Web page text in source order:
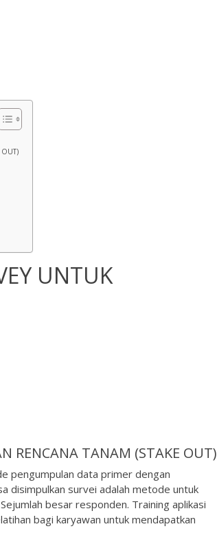
OUT)
UNTUK
RENCANA TANAM (STAKE OUT)
pengumpulan data primer dengan
disimpulkan survei adalah metode untuk
besar responden. Training aplikasi
bagi karyawan untuk mendapatkan